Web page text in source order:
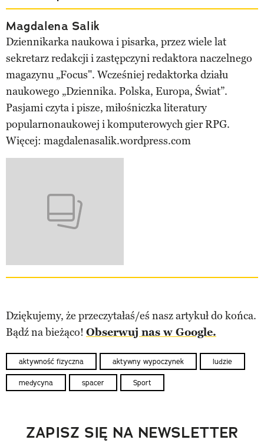
Magdalena Salik
Dziennikarka naukowa i pisarka, przez wiele lat
sekretarz redakcji i zastępczyni redaktora naczelnego
magazynu „Focus". Wcześniej redaktorka działu
naukowego „Dziennika. Polska, Europa, Świat”.
Pasjami czyta i pisze, miłośniczka literatury
popularnonaukowej i komputerowych gier RPG.
Więcej: magdalenasalik.wordpress.com
Dziękujemy, że przeczytałaś/eś nasz artykuł do końca.
Bądź na bieżąco! Obserwuj nas w Google.
aktywność fizyczna aktywny wypoczynek ludzie
medycyna spacer Sport
ZAPISZ SIĘ NA NEWSLETTER